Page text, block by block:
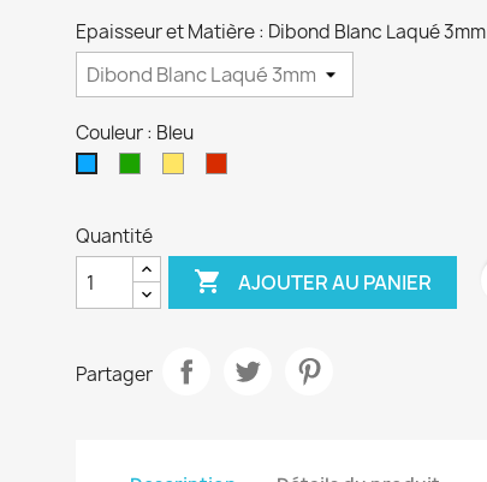
Epaisseur et Matière : Dibond Blanc Laqué 3mm
Couleur : Bleu
Quantité
 AJOUTER AU PANIER
Partager